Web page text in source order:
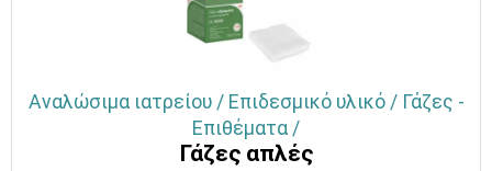
Αναλώσιμα ιατρείου / Επιδεσμικό υλικό / Γάζες -
Επιθέματα /
Γάζες απλές